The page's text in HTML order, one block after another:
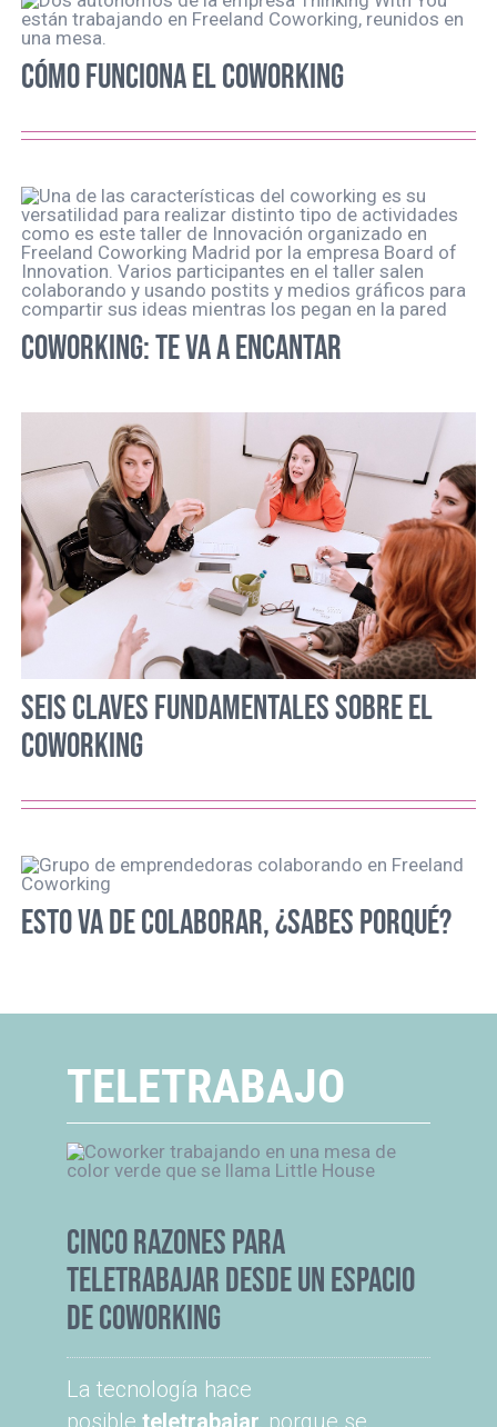
CÓMO FUNCIONA EL COWORKING
COWORKING: TE VA A ENCANTAR
SEIS CLAVES FUNDAMENTALES SOBRE EL
COWORKING
ESTO VA DE COLABORAR, ¿SABES PORQUÉ?
TELETRABAJO
CINCO RAZONES PARA
TELETRABAJAR DESDE UN ESPACIO
DE COWORKING
La tecnología hace